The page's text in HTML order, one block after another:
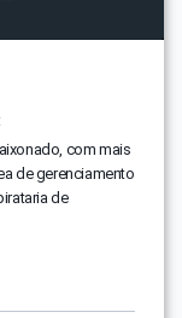
com mais
de gerenciamento
de